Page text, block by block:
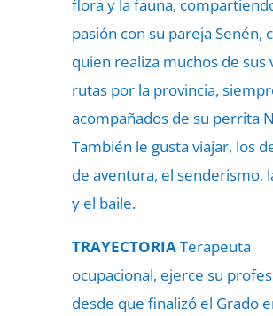
flora y la fauna,
pasión con su pareja Senén,
quien realiza muchos de sus
rutas por la provincia,
acompañados de su perrita
También le gusta viajar, los
de aventura, el senderismo,
y el baile.
TRAYECTORIATerapeuta
ocupacional, ejerce su
desde que finalizó el Grado